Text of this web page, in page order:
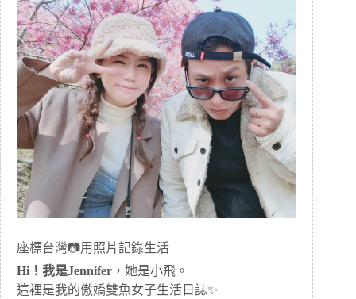
座標台灣📷用照片記錄生活
Hi！我是Jennifer ，她是小飛。
這裡是我的傲嬌雙魚女子生活日誌✨